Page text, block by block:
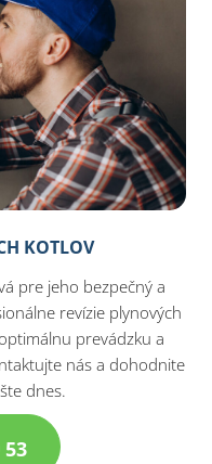
KOTLOV
pre jeho bezpečný a
revízie plynových
prevádzku a
nás a dohodnite
dnes.
53